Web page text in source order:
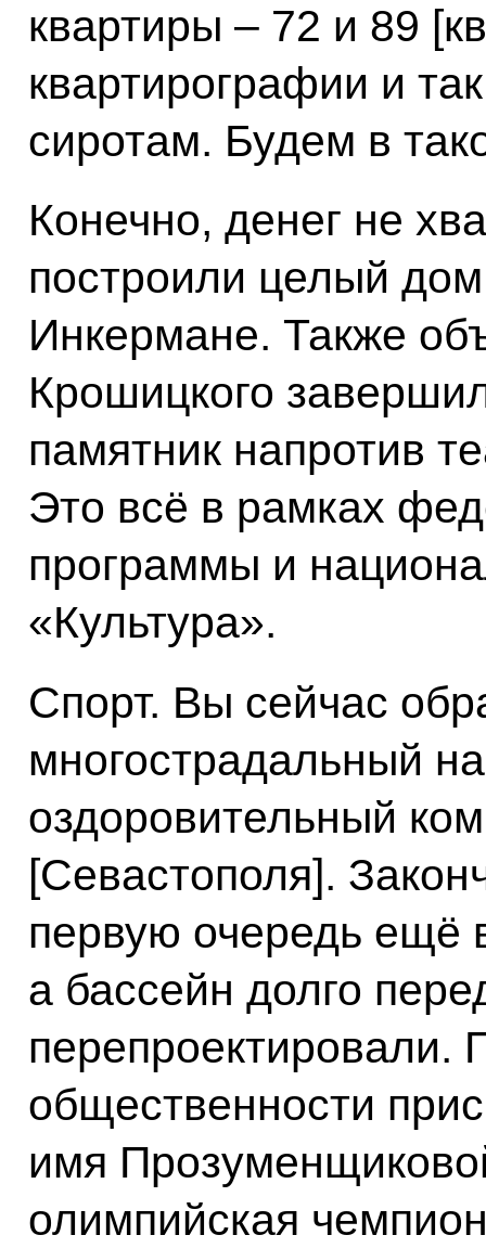
квартиры – 72 и 89
квартирографии и
сиротам. Будем в
Конечно, денег не
построили целый
Инкермане. Также
Крошицкого
памятник напротив
Это всё в рамках
программы и
«Культура».
Спорт. Вы сейчас
многострадальный
оздоровительный
[Севастополя].
первую очередь ещё
а бассейн долго
перепроектировали.
общественности
имя
олимпийская